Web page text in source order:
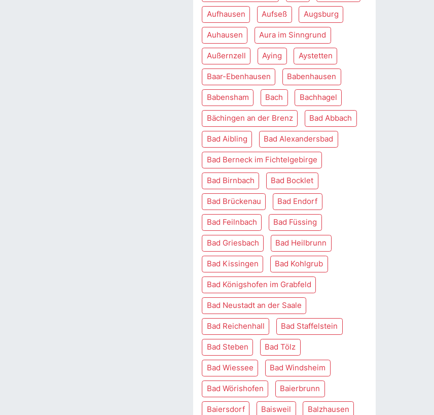
Aufhausen Aufseß Augsburg
Auhausen Aura im Sinngrund
Außernzell Aying Aystetten
Baar-Ebenhausen Babenhausen
Babensham Bach Bachhagel
Bächingen an der Brenz Bad Abbach
Bad Aibling Bad Alexandersbad
Bad Berneck im Fichtelgebirge
Bad Birnbach Bad Bocklet
Bad Brückenau Bad Endorf
Bad Feilnbach Bad Füssing
Bad Griesbach Bad Heilbrunn
Bad Kissingen Bad Kohlgrub
Bad Königshofen im Grabfeld
Bad Neustadt an der Saale
Bad Reichenhall Bad Staffelstein
Bad Steben Bad Tölz
Bad Wiessee Bad Windsheim
Bad Wörishofen Baierbrunn
Baiersdorf Baisweil Balzhausen